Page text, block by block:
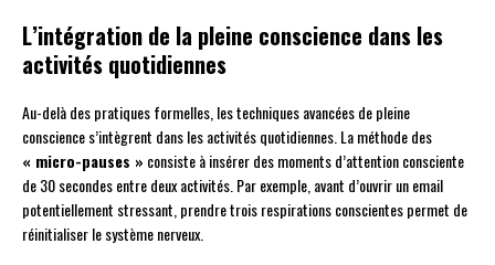
L’intégration de la pleine conscience dans les
activités quotidiennes
Au-delà des pratiques formelles, les techniques avancées de pleine
conscience s’intègrent dans les activités quotidiennes. La méthode des
« micro-pauses » consiste à insérer des moments d’attention consciente
de 30 secondes entre deux activités. Par exemple, avant d’ouvrir un email
potentiellement stressant, prendre trois respirations conscientes permet de
réinitialiser le système nerveux.